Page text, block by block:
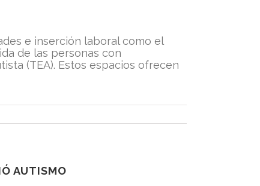
e inserción laboral como el
de las personas con
(TEA). Estos espacios ofrecen
AUTISMO